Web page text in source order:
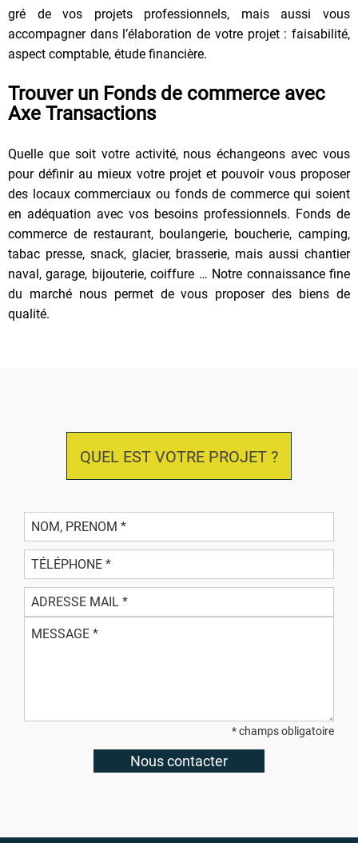
gré de vos projets professionnels, mais aussi vous
accompagner dans l’élaboration de votre projet : faisabilité,
aspect comptable, étude financière.
Trouver un Fonds de commerce avec
Axe Transactions
Quelle que soit votre activité, nous échangeons avec vous
pour définir au mieux votre projet et pouvoir vous proposer
des locaux commerciaux ou fonds de commerce qui soient
en adéquation avec vos besoins professionnels. Fonds de
commerce de restaurant, boulangerie, boucherie, camping,
tabac presse, snack, glacier, brasserie, mais aussi chantier
naval, garage, bijouterie, coiffure … Notre connaissance fine
du marché nous permet de vous proposer des biens de
qualité.
QUEL EST VOTRE PROJET ?
* champs obligatoire